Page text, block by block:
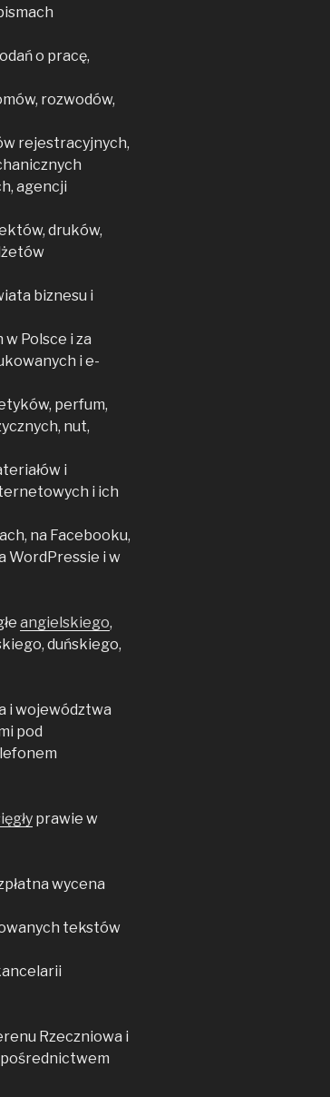
o pracę,
rozwodów,
rejestracyjnych,
agencji
druków,
biznesu i
Polsce i za
i e-
perfum,
nut,
i
i ich
na Facebooku,
WordPressie i w
angielskiego,
duńskiego,
i województwa
pod
prawie w
wycena
tekstów
Rzeczniowa i